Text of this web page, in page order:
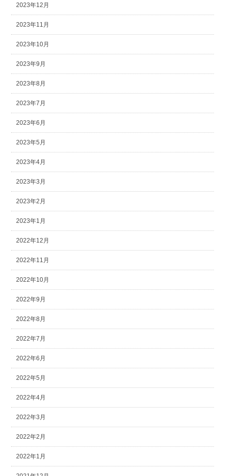
2023年12月
2023年11月
2023年10月
2023年9月
2023年8月
2023年7月
2023年6月
2023年5月
2023年4月
2023年3月
2023年2月
2023年1月
2022年12月
2022年11月
2022年10月
2022年9月
2022年8月
2022年7月
2022年6月
2022年5月
2022年4月
2022年3月
2022年2月
2022年1月